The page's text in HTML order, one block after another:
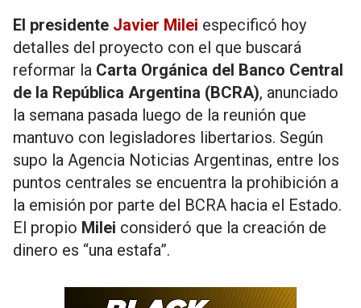
El presidente Javier Milei especificó hoy
detalles del proyecto con el que buscará
reformar la Carta Orgánica del Banco Central
de la República Argentina (BCRA), anunciado
la semana pasada luego de la reunión que
mantuvo con legisladores libertarios. Según
supo la Agencia Noticias Argentinas, entre los
puntos centrales se encuentra la prohibición a
la emisión por parte del BCRA hacia el Estado.
El propio Milei consideró que la creación de
dinero es “una estafa”.